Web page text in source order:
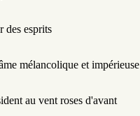
des esprits
mélancolique et impérieuse
au vent roses d'avant